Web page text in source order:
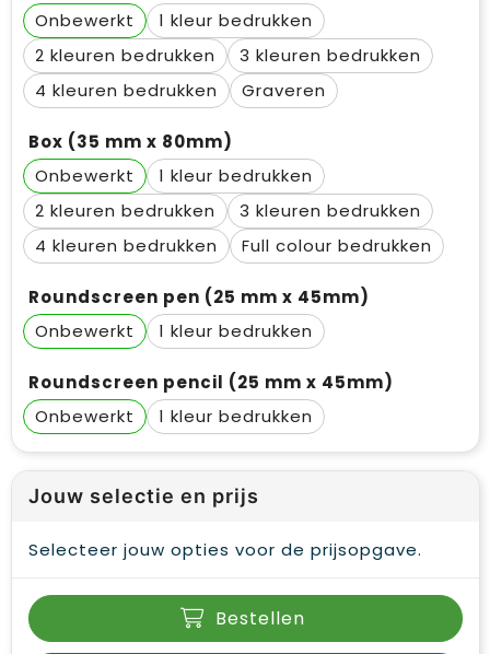
Onbewerkt
1
2
3
4
Graveren
Box (35 mm x 80mm)
Onbewerkt
1
2
3
4
Full colour
Roundscreen pen (25 mm x 45mm)
Onbewerkt
1
Roundscreen pencil (25 mm x 45mm)
Onbewerkt
1
Jouw selectie en prijs
Selecteer jouw opties voor de prijsopgave.
Bestellen